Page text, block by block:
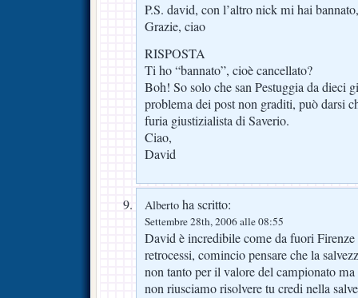
P.S. david, con l’altro nick mi hai
Grazie, ciao
RISPOSTA
Ti ho “bannato”, cioè cancellato?
Boh! So solo che san Pestuggia da dieci
problema dei post non graditi, può darsi
furia giustizialista di Saverio.
Ciao,
David
Alberto ha scritto:
Settembre 28th, 2006 alle 08:55
David è incredibile come da fuori
retrocessi, comincio pensare che la
non tanto per il valore del campionato
non riusciamo risolvere tu credi nella